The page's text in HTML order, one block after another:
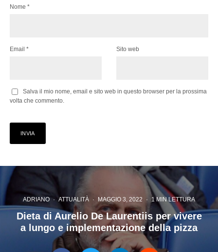
Nome *
Email * Sito web
Salva il mio nome, email e sito web in questo browser per la prossima
volta che commento.
ADRIANO · ATTUALITÀ · MAGGIO 3, 2022 · 1 MIN LETTURA
Dieta di Aurelio De Laurentiis per vivere
a lungo e implementazione della pizza